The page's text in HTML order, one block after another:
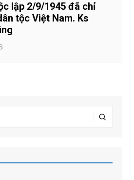
lập 2/9/1945 đã chỉ
tộc Việt Nam. Ks